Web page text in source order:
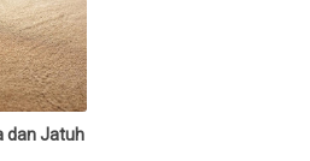
dan Jatuh